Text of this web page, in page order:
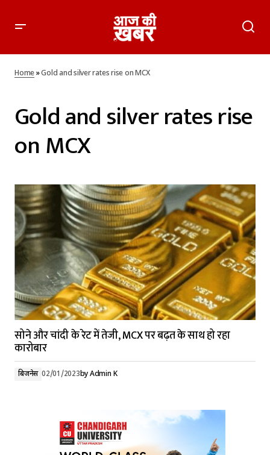
Home»Gold and silver rates rise on MCX
Gold and silver rates rise
on MCX
सोने और चांदी के रेट में तेजी, MCX पर बढ़त के साथ हो रहा
कारोबार
बिजनेस 02/01/2023byAdmin K